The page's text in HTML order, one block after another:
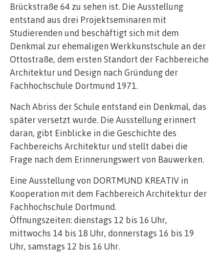
Brückstraße 64 zu sehen ist. Die Ausstellung
entstand aus drei Projektseminaren mit
Studierenden und beschäftigt sich mit dem
Denkmal zur ehemaligen Werkkunstschule an der
Ottostraße, dem ersten Standort der Fachbereiche
Architektur und Design nach Gründung der
Fachhochschule Dortmund 1971.
Nach Abriss der Schule entstand ein Denkmal, das
später versetzt wurde. Die Ausstellung erinnert
daran, gibt Einblicke in die Geschichte des
Fachbereichs Architektur und stellt dabei die
Frage nach dem Erinnerungswert von Bauwerken.
Eine Ausstellung von DORTMUND KREATIV in
Kooperation mit dem Fachbereich Architektur der
Fachhochschule Dortmund.
Öffnungszeiten: dienstags 12 bis 16 Uhr,
mittwochs 14 bis 18 Uhr, donnerstags 16 bis 19
Uhr, samstags 12 bis 16 Uhr.